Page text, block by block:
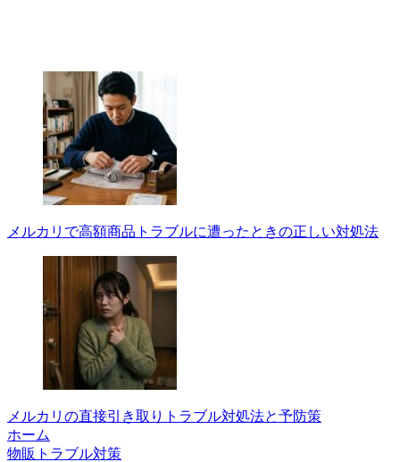
メルカリで高額商品トラブルに遭ったときの正しい対処法
メルカリの直接引き取りトラブル対処法と予防策
ホーム
物販トラブル対策